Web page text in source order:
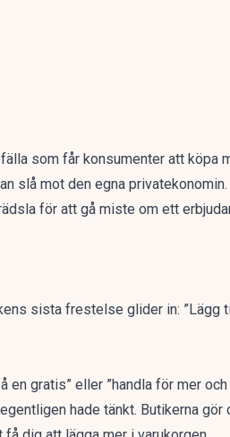
som får konsumenter att köpa
slå mot den egna privatekonomin.
för att gå miste om ett
sista frestelse glider in: ”Lägg
gratis” eller ”handla för mer och
hade tänkt. Butikerna gör